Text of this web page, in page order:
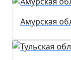
Амурская